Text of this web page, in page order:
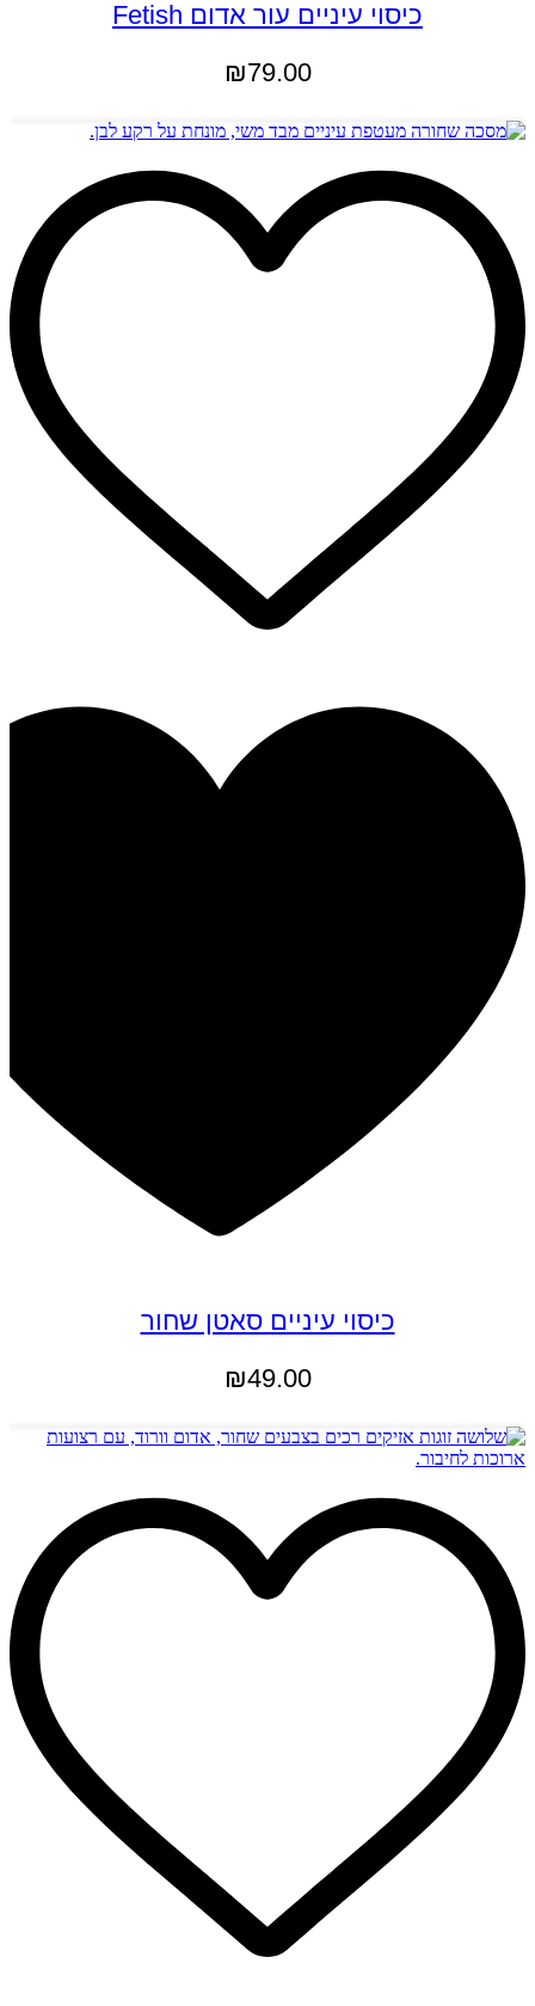
כיסוי עיניים עור אדום Fetish
₪79.00
כיסוי עיניים סאטן שחור
₪49.00